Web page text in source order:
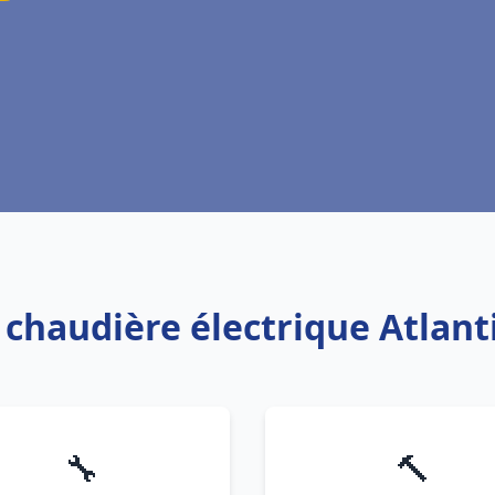
chaudière électrique
🔧 🔨